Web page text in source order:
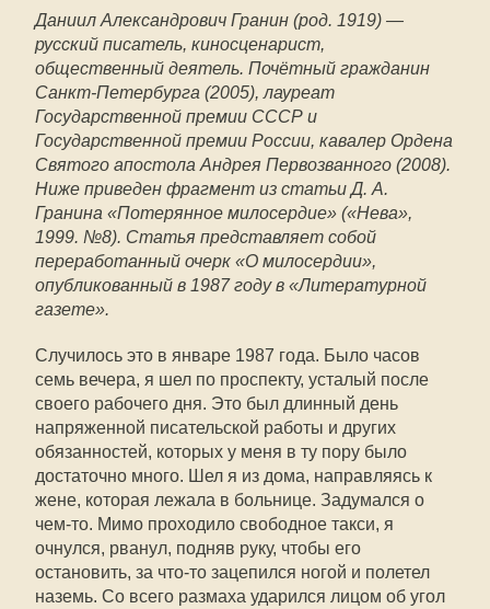
Даниил Александрович Гранин (род. 1919) —
русский писатель, киносценарист,
общественный деятель. Почётный гражданин
Санкт-Петербурга (2005), лауреат
Государственной премии СССР и
Государственной премии России, кавалер Ордена
Святого апостола Андрея Первозванного (2008).
Ниже приведен фрагмент из статьи Д. А.
Гранина «Потерянное милосердие» («Нева»,
1999. №8). Статья представляет собой
переработанный очерк «О милосердии»,
опубликованный в 1987 году в «Литературной
газете».
Случилось это в январе 1987 года. Было часов
семь вечера, я шел по проспекту, усталый после
своего рабочего дня. Это был длинный день
напряженной писательской работы и других
обязанностей, которых у меня в ту пору было
достаточно много. Шел я из дома, направляясь к
жене, которая лежала в больнице. Задумался о
чем-то. Мимо проходило свободное такси, я
очнулся, рванул, подняв руку, чтобы его
остановить, за что-то зацепился ногой и полетел
наземь. Со всего размаха ударился лицом об угол